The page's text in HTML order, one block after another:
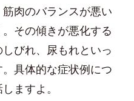
肉のバランスが悪い
その傾きが悪化する
びれ、尿もれといっ
具体的な症状例につ
ますよ。